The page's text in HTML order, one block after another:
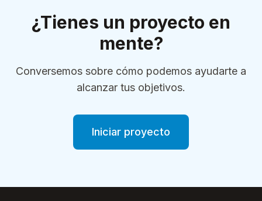
¿Tienes un proyecto en
mente?
Conversemos sobre cómo podemos ayudarte a
alcanzar tus objetivos.
Iniciar proyecto